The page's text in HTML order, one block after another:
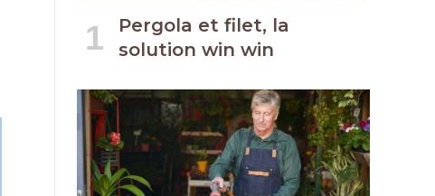
Pergola et filet, la
solution win win